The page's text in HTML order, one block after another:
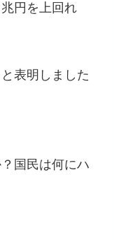
円を上回れ
表明しました
国民は何にハ